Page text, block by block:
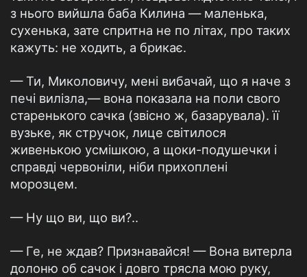
з нього вийшла баба Килина — маленька,
сухенька, зате спритна не по літах, про таких
кажуть: не ходить, а брикає.
— Ти, Миколовичу, мені вибачай, що я наче з
печі вилізла,— вона показала на поли свого
старенького сачка (звісно ж, базарувала). її
вузьке, як стручок, лице світилося
живенькою усмішкою, а щоки-подушечки і
справді червоніли, ніби прихоплені
морозцем.
— Ну що ви, що ви?..
— Ге, не ждав? Признавайся! — Вона витерла
долоню об сачок і довго трясла мою руку,